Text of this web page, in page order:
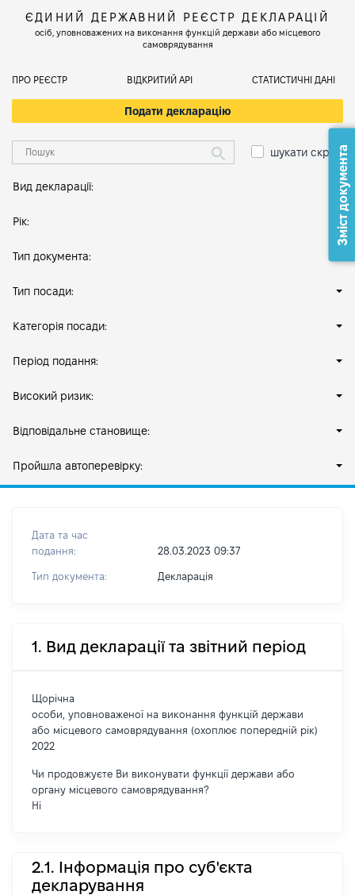
ЄДИНИЙ ДЕРЖАВНИЙ РЕЄСТР ДЕКЛАРАЦІЙ
осіб, уповноважених на виконання функцій держави або місцевого
самоврядування
ПРО РЕЄСТР ВІДКРИТИЙ АРІ СТАТИСТИЧНІ ДАНІ
Подати декларацію
шукати скрізь
Вид декларації:
Рік:
Тип документа:
Тип посади:
Категорія посади:
Період подання:
Високий ризик:
Відповідальне становище:
Пройшла автоперевірку:
Дата та час
подання:
28.03.2023 09:37
Тип документа: Декларація
1. Вид декларації та звітний період
Щорічна
особи, уповноваженої на виконання функцій держави
або місцевого самоврядування (охоплює попередній рік)
2022
Чи продовжуєте Ви виконувати функції держави або
органу місцевого самоврядування?
Ні
2.1. Інформація про суб'єкта
декларування
Зміст документа